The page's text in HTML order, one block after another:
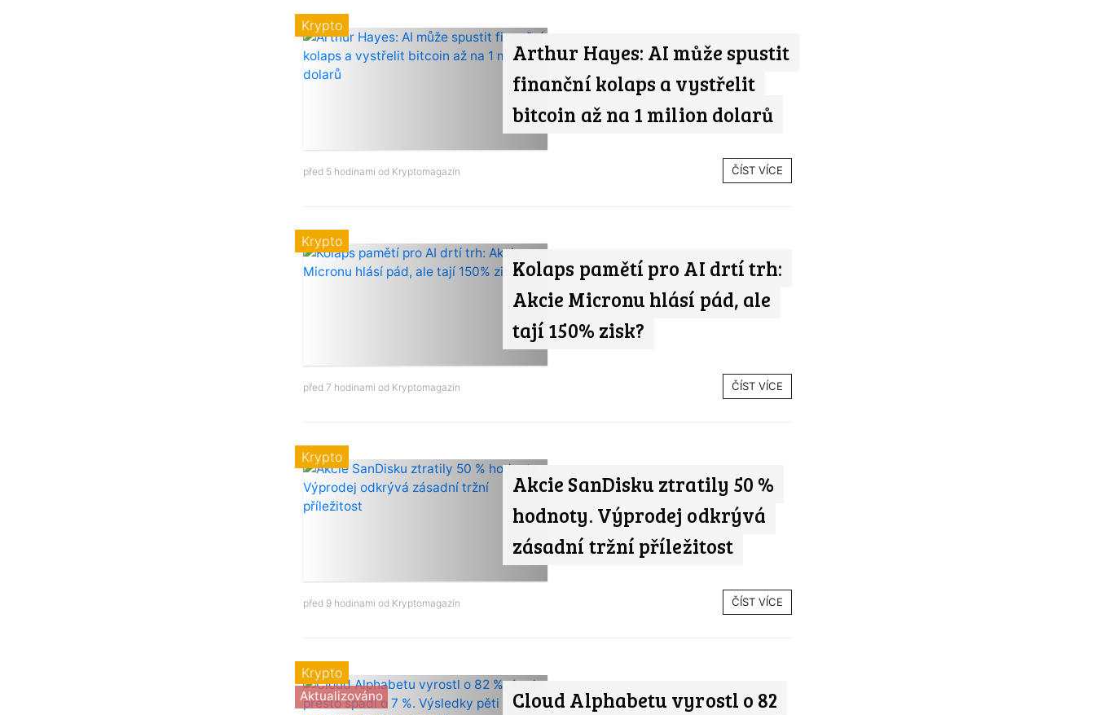
Arthur Hayes: AI může spustit
finanční kolaps a vystřelit
bitcoin až na 1 milion dolarů
Krypto
před 5 hodinami od Kryptomagazín ČÍST VÍCE
Kolaps pamětí pro AI drtí trh:
Akcie Micronu hlásí pád, ale
tají 150% zisk?
Krypto
před 7 hodinami od Kryptomagazín ČÍST VÍCE
Akcie SanDisku ztratily 50 %
hodnoty. Výprodej odkrývá
zásadní tržní příležitost
Krypto
před 9 hodinami od Kryptomagazín ČÍST VÍCE
Cloud Alphabetu vyrostl o 82
Aktualizováno
Krypto